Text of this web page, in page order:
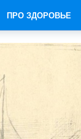
ПРО ЗДОРОВЬЕ